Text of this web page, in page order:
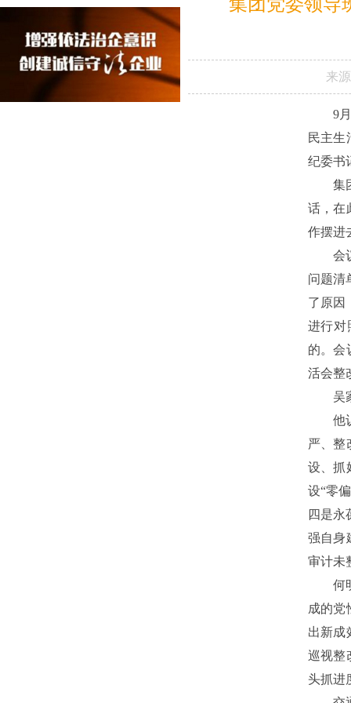
来
9
民主生
纪委书
集
话，在
作摆进
会
问题清
了原因
进行对
的。会
活会整
吴
他
严、整
设、抓
设“零
四是永
强自身
审计未
何
成的党
出新成
巡视整
头抓进